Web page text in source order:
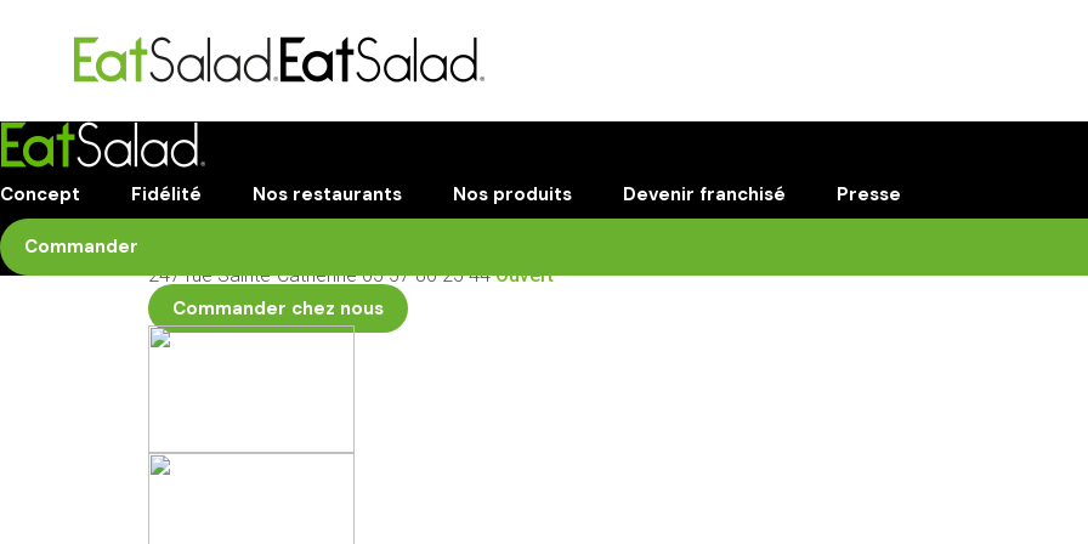
Concept Fidélité Nos restaurants Nos produits Devenir franchisé Presse
Commander
Bordeaux Victoire
247 rue Sainte-Catherine 05 57 80 25 44 Ouvert
Commander chez nous